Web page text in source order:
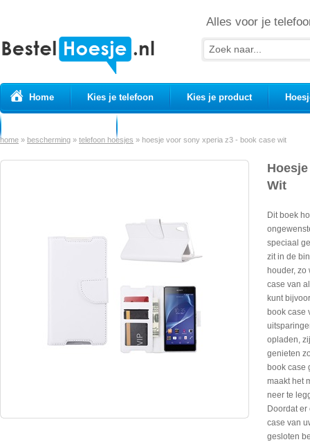
Alles voor je
Home Kies je telefoon Kies je product
home » bescherming » telefoon hoesjes » hoesje voor sony xperia z3 - book case wit
Wit
Dit boek
speciaal
zit in de
houder,
case van
kunt
book case
opladen,
genieten
book case
maakt het
neer te
Doordat
case van
gesloten